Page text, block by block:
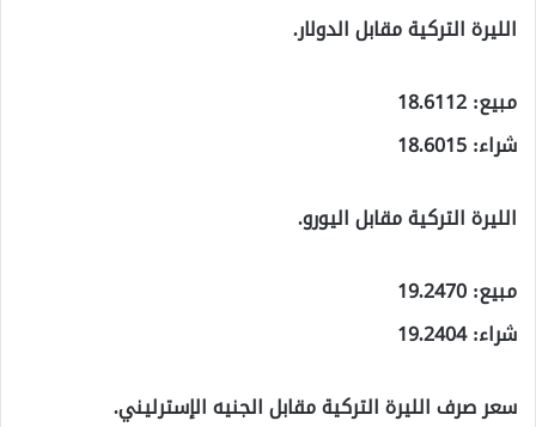
الليرة التركية مقابل الدولار.
مبيع: 18.6112
شراء: 18.6015
الليرة التركية مقابل اليورو.
مبيع: 19.2470
شراء: 19.2404
سعر صرف الليرة التركية مقابل الجنيه الإسترليني.